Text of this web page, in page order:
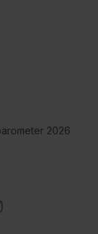
2026